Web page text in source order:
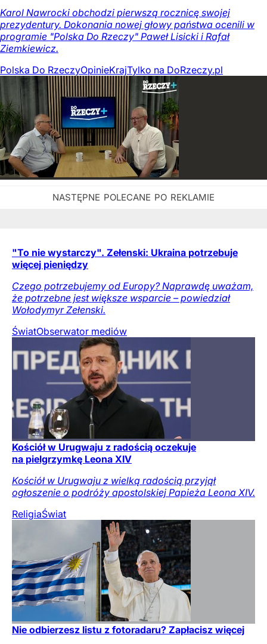
Karol Nawrocki obchodzi pierwszą rocznicę swojej
prezydentury. Dokonania nowej głowy państwa ocenili w
programie "Polska Do Rzeczy" Paweł Lisicki i Rafał
Ziemkiewicz.
Polska Do RzeczyOpinieKrajTylko na DoRzeczy.pl
"To nie wystarczy". Zełenski: Ukraina potrzebuje
więcej pieniędzy
Czego potrzebujemy od Europy? Naprawdę uważam,
że potrzebne jest większe wsparcie – powiedział
Wołodymyr Zełenski.
ŚwiatObserwator mediów
Kościół w Urugwaju z radością oczekuje
na pielgrzymkę Leona XIV
Kościół w Urugwaju z wielką radością przyjął
ogłoszenie o podróży apostolskiej Papieża Leona XIV.
ReligiaŚwiat
Nie odbierzesz listu z fotoradaru? Zapłacisz więcej